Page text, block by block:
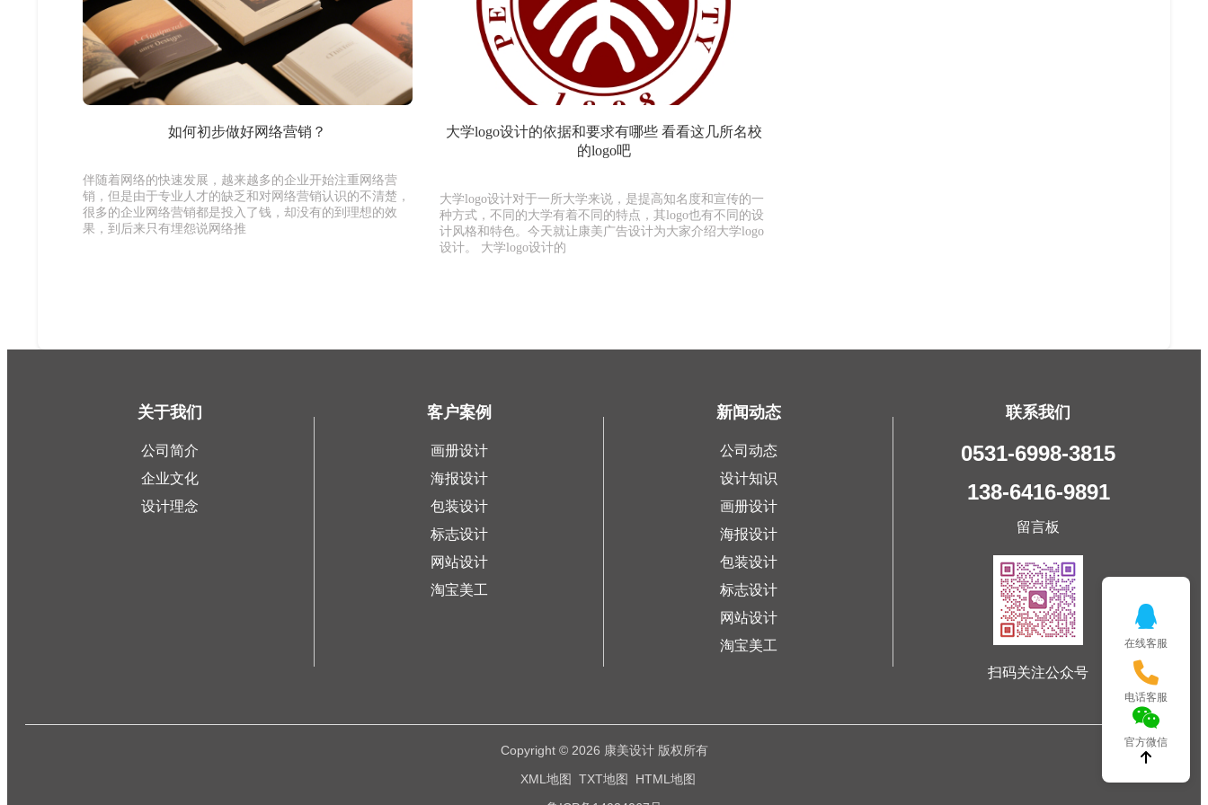
如何初步做好网络营销？
伴随着网络的快速发展，越来越多的企业开始注重网络营
销，但是由于专业人才的缺乏和对网络营销认识的不清楚，
很多的企业网络营销都是投入了钱，却没有的到理想的效
果，到后来只有埋怨说网络推
大学logo设计的依据和要求有哪些 看看这几所名校
的logo吧
大学logo设计对于一所大学来说，是提高知名度和宣传的一
种方式，不同的大学有着不同的特点，其logo也有不同的设
计风格和特色。今天就让康美广告设计为大家介绍大学logo
设计。 大学logo设计的
关于我们
公司简介
企业文化
设计理念
客户案例
画册设计
海报设计
包装设计
标志设计
网站设计
淘宝美工
新闻动态
公司动态
设计知识
画册设计
海报设计
包装设计
标志设计
网站设计
淘宝美工
联系我们
0531-6998-3815
138-6416-9891
留言板
扫码关注公众号
Copyright © 2026 康美设计 版权所有
XML地图
TXT地图
HTML地图
在线客服
电话客服
官方微信